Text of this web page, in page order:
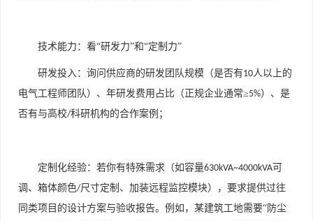
技术能力：看“研发力”和“定制力”
研发投入：询问供应商的研发团队规模（是否有10人以上的
电气工程师团队）、年研发费用占比（正规企业通常≥5%）、是
否有与高校/科研机构的合作案例；
定制化经验：若你有特殊需求（如容量630kVA~4000kVA可
调、箱体颜色/尺寸定制、加装远程监控模块），要求提供过往
同类项目的设计方案与验收报告。例如，某建筑工地需要“防尘